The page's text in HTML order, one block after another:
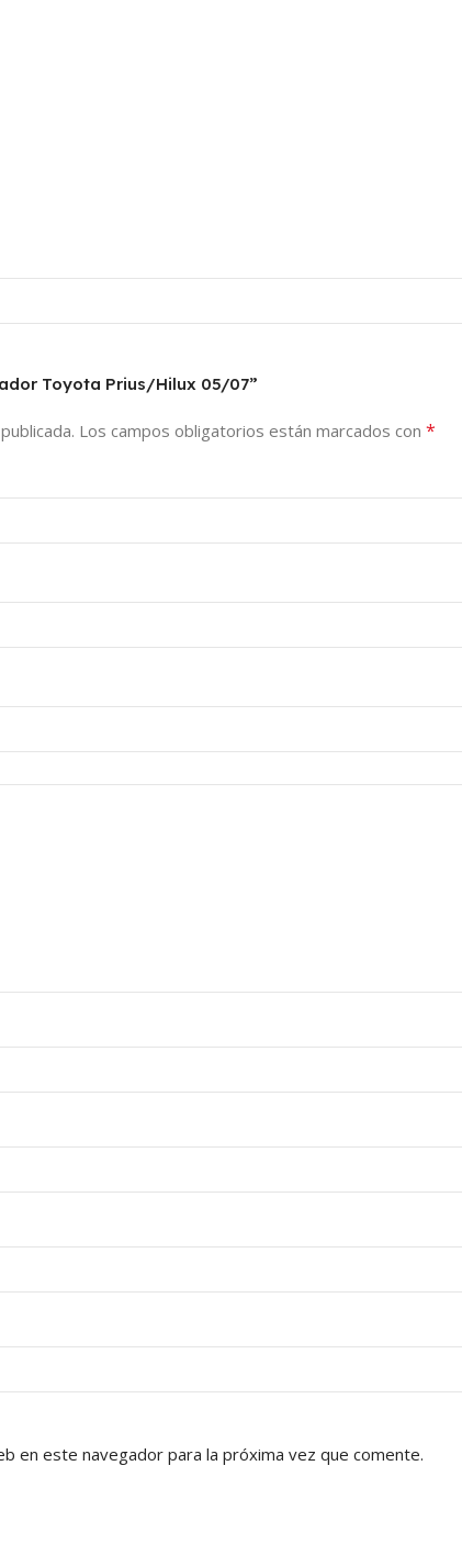
Toyota Prius/Hilux 05/07”
Los campos obligatorios están marcados con *
en este navegador para la próxima vez que comente.